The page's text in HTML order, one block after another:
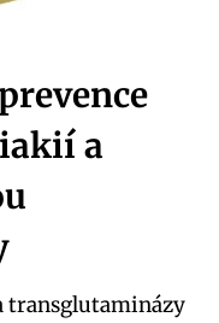
a
transglutaminázy